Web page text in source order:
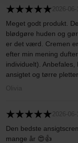
2026-06-
Meget godt produkt.
blødgøre huden og
er det værd. Cremen
efter min mening
individuelt).
ansigtet og tørre
Olivia
2026-06-
Den bedste
mange år 😍👍